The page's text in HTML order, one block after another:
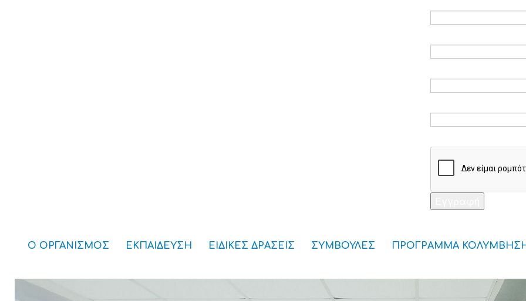
Ο ΟΡΓΑΝΙΣΜΟΣ ΕΚΠΑΙΔΕΥΣΗ ΕΙΔΙΚΕΣ ΔΡΑΣΕΙΣ ΣΥΜΒΟΥΛΕΣ ΠΡΟΓΡΑΜΜΑ